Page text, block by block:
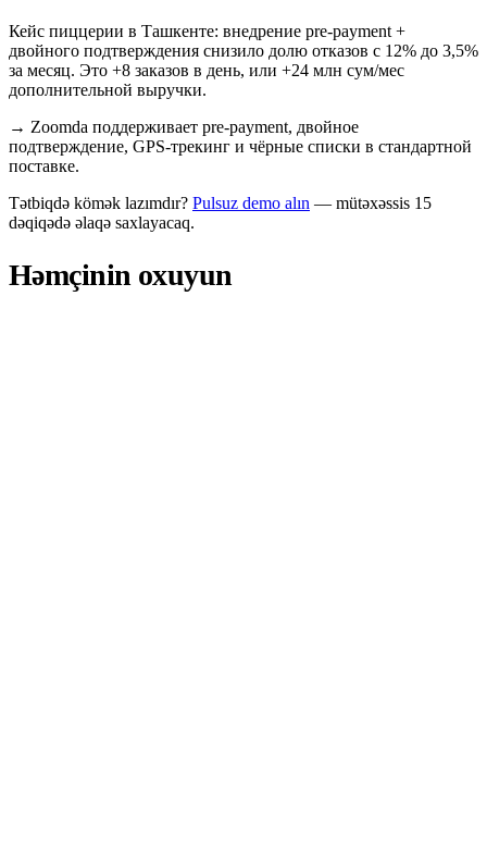
Кейс пиццерии в Ташкенте: внедрение pre-payment +
двойного подтверждения снизило долю отказов с 12% до 3,5%
за месяц. Это +8 заказов в день, или +24 млн сум/мес
дополнительной выручки.
→ Zoomda поддерживает pre-payment, двойное
подтверждение, GPS-трекинг и чёрные списки в стандартной
поставке.
Tətbiqdə kömək lazımdır? Pulsuz demo alın — mütəxəssis 15
dəqiqədə əlaqə saxlayacaq.
Həmçinin oxuyun